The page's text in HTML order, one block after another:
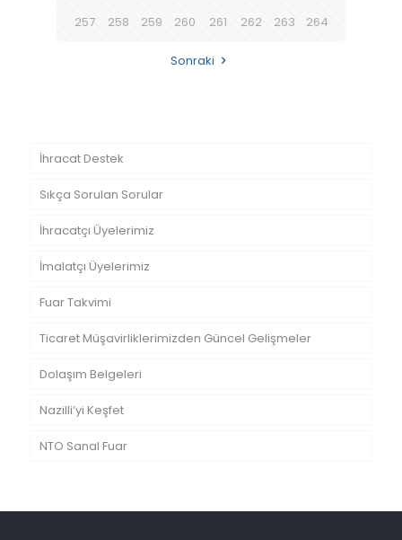
257
258 259 260 261 262 263 264
Sonraki
İhracat Destek
Sıkça Sorulan Sorular
İhracatçı Üyelerimiz
İmalatçı Üyelerimiz
Fuar Takvimi
Ticaret Müşavirliklerimizden Güncel Gelişmeler
Dolaşım Belgeleri
Nazilli’yi Keşfet
NTO Sanal Fuar